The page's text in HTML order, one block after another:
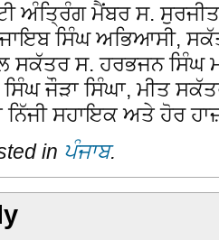
ਅੰਤ੍ਰਿੰਗ ਮੈਂਬਰ ਸ.
ਸਿੰਘ ਅਭਿਆਸੀ,
ਸਕੱਤਰ ਸ. ਹਰਭਜਨ ਸਿੰਘ
ਜੌੜਾ ਸਿੰਘਾ, ਮੀਤ
ਨਿੱਜੀ ਸਹਾਇਕ ਅਤੇ ਹੋਰ
in ਪੰਜਾਬ.